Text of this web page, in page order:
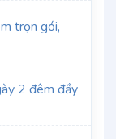
trọn gói,
2 đêm đầy